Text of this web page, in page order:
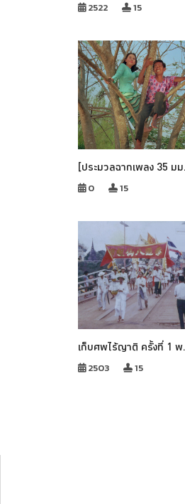
2522 15
[ประมวลฉากเพลง 35 ม
0 15
เก็บศพไร้ญาติ ครั้งที่ 1
2503 15